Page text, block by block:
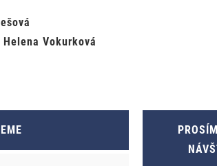
Vokurková